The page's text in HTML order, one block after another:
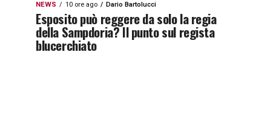
NEWS 10 ore ago Dario Bartolucci
Esposito può reggere da solo la regia
della Sampdoria? Il punto sul regista
blucerchiato